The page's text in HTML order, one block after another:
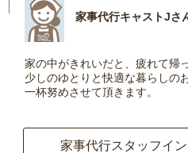
家事代行キャストJさ
家の中がきれいだと、疲れて帰
少しのゆとりと快適な暮らしの
一杯努めさせて頂きます。
家事代行スタッフイ